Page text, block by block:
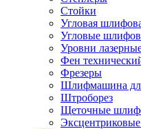
Стойки
Угловая
Угловые
Уровни
Фен
Фрезеры
Шлифмашина
Штроборез
Щеточные